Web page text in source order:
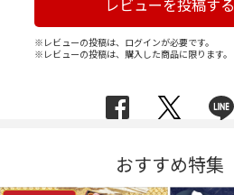
レビューを投稿する
※レビューの投稿は、ログインが必要です。
※レビューの投稿は、購入した商品に限ります。
おすすめ特集